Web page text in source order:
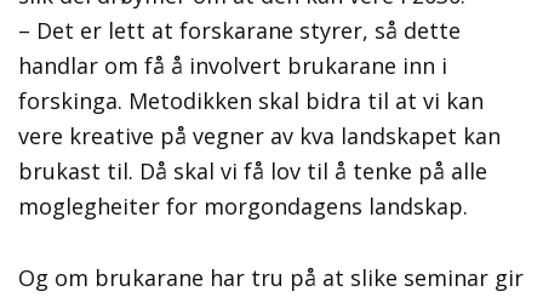
– Det er lett at forskarane styrer, så dette
handlar om få å involvert brukarane inn i
forskinga. Metodikken skal bidra til at vi kan
vere kreative på vegner av kva landskapet kan
brukast til. Då skal vi få lov til å tenke på alle
moglegheiter for morgondagens landskap.
Og om brukarane har tru på at slike seminar gir